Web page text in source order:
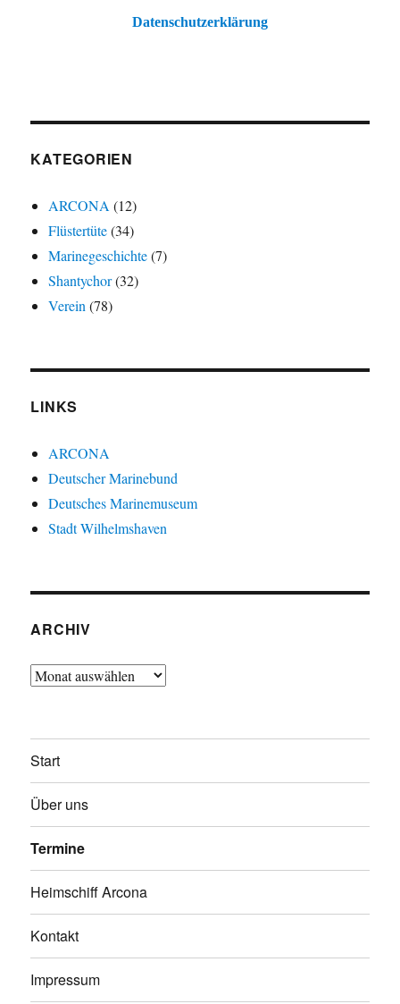
Datenschutzerklärung
KATEGORIEN
ARCONA (12)
Flüstertüte(34)
Marinegeschichte(7)
Shantychor(32)
Verein (78)
LINKS
ARCONA
Deutscher Marinebund
Deutsches Marinemuseum
Stadt Wilhelmshaven
ARCHIV
Archiv
Start
Über uns
Termine
Heimschiff Arcona
Kontakt
Impressum